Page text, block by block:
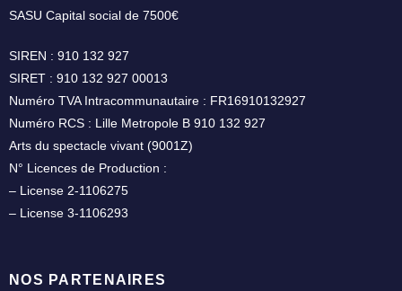
SASU Capital social de 7500€
SIREN : 910 132 927
SIRET : 910 132 927 00013
Numéro TVA Intracommunautaire : FR16910132927
Numéro RCS : Lille Metropole B 910 132 927
Arts du spectacle vivant (9001Z)
N° Licences de Production :
– License 2-1106275
– License 3-1106293
NOS PARTENAIRES